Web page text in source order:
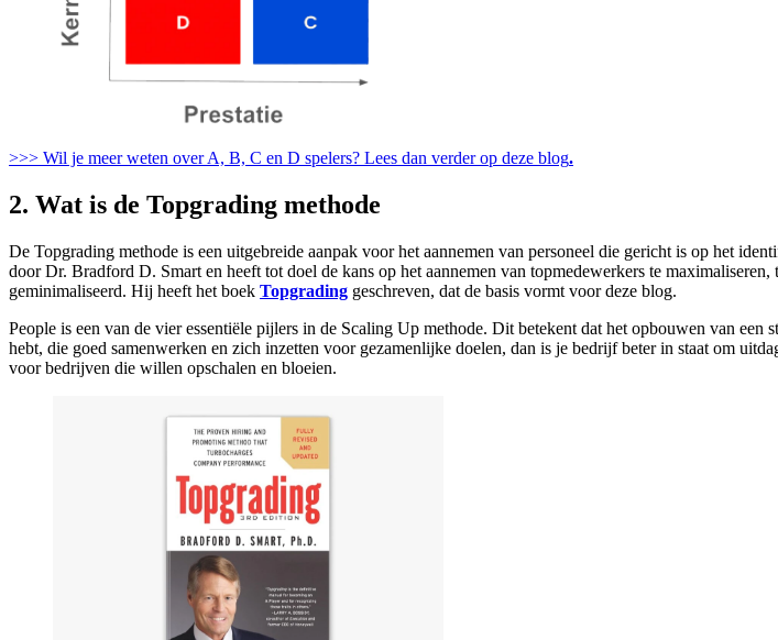
>>> Wil je meer weten over A, B, C en D spelers? Lees dan verder op deze blog.
2. Wat is de Topgrading methode
De Topgrading methode is een uitgebreide aanpak voor het aannemen van personeel die gericht is op het
door Dr. Bradford D. Smart en heeft tot doel de kans op het aannemen van topmedewerkers te
geminimaliseerd. Hij heeft het boek Topgrading geschreven, dat de basis vormt voor deze blog.
People is een van de vier essentiële pijlers in de Scaling Up methode. Dit betekent dat het opbouwen van
hebt, die goed samenwerken en zich inzetten voor gezamenlijke doelen, dan is je bedrijf beter in staat om
voor bedrijven die willen opschalen en bloeien.